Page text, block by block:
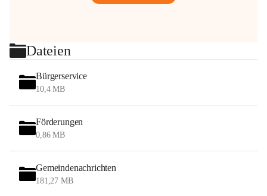
Dateien
Bürgerservice
10,4 MB
Förderungen
0,86 MB
Gemeindenachrichten
181,27 MB